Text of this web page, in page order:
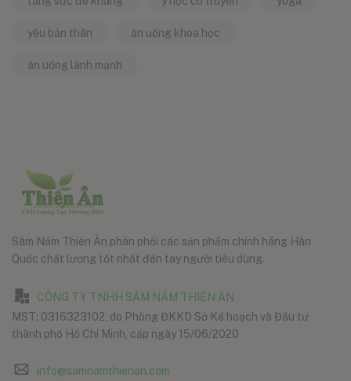
yêu bản thân ăn uống khoa học
ăn uống lành mạnh
Sâm Nấm Thiên Ân phân phối các sản phẩm chính hãng Hàn
Quốc chất lượng tốt nhất đến tay người tiêu dùng.
CÔNG TY TNHH SÂM NẤM THIÊN ÂN
MST: 0316323102, do Phòng ĐKKD Sở Kế hoạch và Đầu tư
thành phố Hồ Chí Minh, cấp ngày 15/06/2020
info@samnamthienan.com